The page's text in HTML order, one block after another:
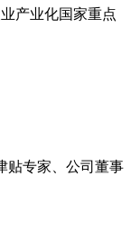
产业化国家重点
贴专家、公司董事